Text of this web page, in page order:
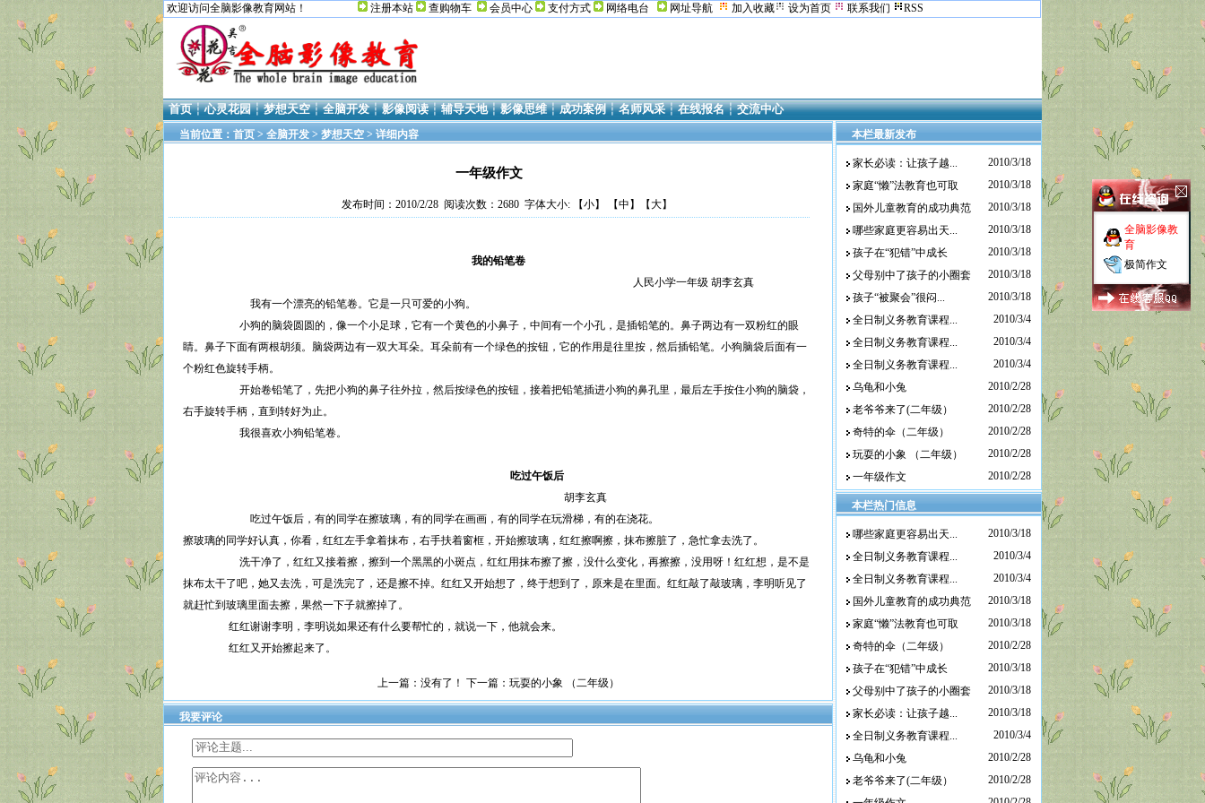
欢迎访问全脑影像教育网站！ 注册本站 查购物车 会员中心 支付方式 网络电台 网址导航 加入收藏 设为首页 联系我们 RSS
首页 ┆ 心灵花园 ┆ 梦想天空 ┆ 全脑开发 ┆ 影像阅读 ┆ 辅导天地 ┆ 影像思维 ┆ 成功案例 ┆ 名师风采 ┆ 在线报名 ┆ 交流中心
当前位置： 首页 > 全脑开发 > 梦想天空 > 详细内容
一年级作文
发布时间：2010/2/28 阅读次数：2680 字体大小: 【小】 【中 】【大】
我的铅笔卷
人民小学一年级 胡李玄真
我有一个漂亮的铅笔卷。它是一只可爱的小狗。
小狗的脑袋圆圆的，像一个小足球，它有一个黄色的小鼻子，中间有一个小孔，是插铅笔的。鼻子两边有一双粉红的眼
睛。鼻子下面有两根胡须。脑袋两边有一双大耳朵。耳朵前有一个绿色的按钮，它的作用是往里按，然后插铅笔。小狗脑袋后面有一
个粉红色旋转手柄。
开始卷铅笔了，先把小狗的鼻子往外拉，然后按绿色的按钮，接着把铅笔插进小狗的鼻孔里，最后左手按住小狗的脑袋，
右手旋转手柄，直到转好为止。
我很喜欢小狗铅笔卷。
吃过午饭后
胡李玄真
吃过午饭后，有的同学在擦玻璃，有的同学在画画，有的同学在玩滑梯，有的在浇花。
擦玻璃的同学好认真，你看，红红左手拿着抹布，右手扶着窗框，开始擦玻璃，红红擦啊擦，抹布擦脏了，急忙拿去洗了。
洗干净了，红红又接着擦，擦到一个黑黑的小斑点，红红用抹布擦了擦，没什么变化，再擦擦，没用呀！红红想，是不是
抹布太干了吧，她又去洗，可是洗完了，还是擦不掉。红红又开始想了，终于想到了，原来是在里面。红红敲了敲玻璃，李明听见了
就赶忙到玻璃里面去擦，果然一下子就擦掉了。
红红谢谢李明，李明说如果还有什么要帮忙的，就说一下，他就会来。
红红又开始擦起来了。
上一篇：没有了！ 下一篇： 玩耍的小象 （二年级）
我要评论
本栏最新发布
家长必读：让孩子越...
2010/3/18
家庭“懒”法教育也可取
2010/3/18
国外儿童教育的成功典范
2010/3/18
哪些家庭更容易出天...
2010/3/18
孩子在“犯错”中成长
2010/3/18
父母别中了孩子的小圈套
2010/3/18
孩子“被聚会”很闷...
2010/3/18
全日制义务教育课程...
2010/3/4
全日制义务教育课程...
2010/3/4
全日制义务教育课程...
2010/3/4
乌龟和小兔
2010/2/28
老爷爷来了(二年级）
2010/2/28
奇特的伞（二年级）
2010/2/28
玩耍的小象 （二年级）
2010/2/28
一年级作文
2010/2/28
本栏热门信息
哪些家庭更容易出天...
2010/3/18
全日制义务教育课程...
2010/3/4
全日制义务教育课程...
2010/3/4
国外儿童教育的成功典范
2010/3/18
家庭“懒”法教育也可取
2010/3/18
奇特的伞（二年级）
2010/2/28
孩子在“犯错”中成长
2010/3/18
父母别中了孩子的小圈套
2010/3/18
家长必读：让孩子越...
2010/3/18
全日制义务教育课程...
2010/3/4
乌龟和小兔
2010/2/28
老爷爷来了(二年级）
2010/2/28
全脑影像教
育
极简作文